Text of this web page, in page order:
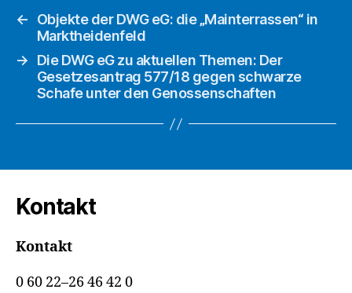
←
Objekte der DWG eG: die „Mainterrassen“ in
Marktheidenfeld
→
Die DWG eG zu aktuellen Themen: Der
Gesetzesantrag 577/18 gegen schwarze
Schafe unter den Genossenschaften
Kontakt
Kontakt
0 60 22–26 46 42 0